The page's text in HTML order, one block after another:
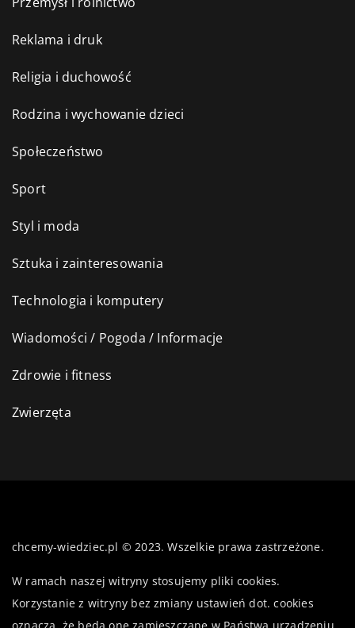
Reklama i druk
Religia i duchowość
Rodzina i wychowanie dzieci
Społeczeństwo
Sport
Styl i moda
Sztuka i zainteresowania
Technologia i komputery
Wiadomości / Pogoda / Informacje
Zdrowie i fitness
Zwierzęta
chcemy-wiedziec.pl © 2023. Wszelkie prawa zastrzeżone.
W ramach naszej witryny stosujemy pliki cookies.
Korzystanie z witryny bez zmiany ustawień dot. cookies